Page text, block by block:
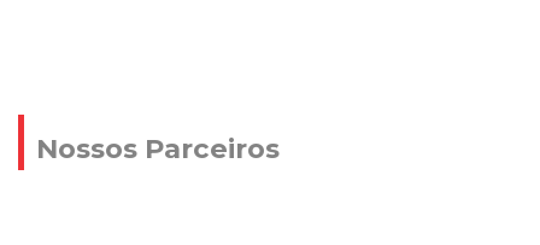
Nossos Parceiros